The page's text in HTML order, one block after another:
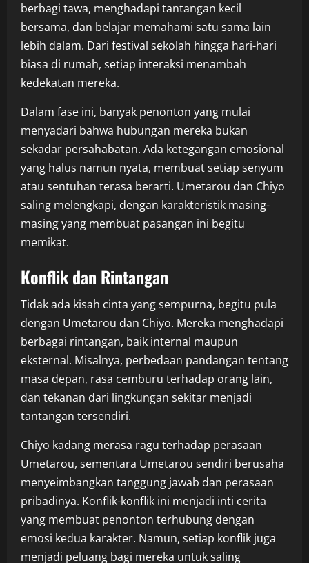
berbagi tawa, menghadapi tantangan kecil
bersama, dan belajar memahami satu sama lain
lebih dalam. Dari festival sekolah hingga hari-hari
biasa di rumah, setiap interaksi menambah
kedekatan mereka.
Dalam fase ini, banyak penonton yang mulai
menyadari bahwa hubungan mereka bukan
sekadar persahabatan. Ada ketegangan emosional
yang halus namun nyata, membuat setiap senyum
atau sentuhan terasa berarti. Umetarou dan Chiyo
saling melengkapi, dengan karakteristik masing-
masing yang membuat pasangan ini begitu
memikat.
Konflik dan Rintangan
Tidak ada kisah cinta yang sempurna, begitu pula
dengan Umetarou dan Chiyo. Mereka menghadapi
berbagai rintangan, baik internal maupun
eksternal. Misalnya, perbedaan pandangan tentang
masa depan, rasa cemburu terhadap orang lain,
dan tekanan dari lingkungan sekitar menjadi
tantangan tersendiri.
Chiyo kadang merasa ragu terhadap perasaan
Umetarou, sementara Umetarou sendiri berusaha
menyeimbangkan tanggung jawab dan perasaan
pribadinya. Konflik-konflik ini menjadi inti cerita
yang membuat penonton terhubung dengan
emosi kedua karakter. Namun, setiap konflik juga
menjadi peluang bagi mereka untuk saling